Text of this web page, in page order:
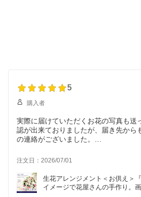
5
購入者
実際に届けていただくお花の写真も送
認が出来ておりましたが、届き先から
の連絡がございました。
注文日：2026/07/01
生花アレンジメント＜お供え＞
イメージで花屋さんの手作り。